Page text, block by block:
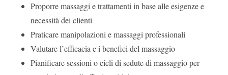
Proporre massaggi e trattamenti in base alle esigenze e
necessità dei clienti
Praticare manipolazioni e massaggi professionali
Valutare l’efficacia e i benefici del massaggio
Pianificare sessioni o cicli di sedute di massaggio per